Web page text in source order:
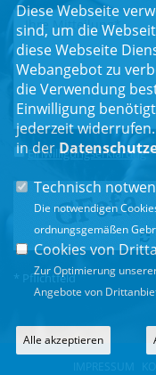
Einwilligungserklärung*
* Pflichtfeld
IMPRESSUM
Diese Webseite
sind, um die
diese Webseite
Webangebot zu
die Verwendung
Einwilligung
jederzeit
in der
Technisch
Die notwendigen
ordnungsgemäßen
Cookies von
Zur Optimierung
Angebote von
Alle akzeptieren